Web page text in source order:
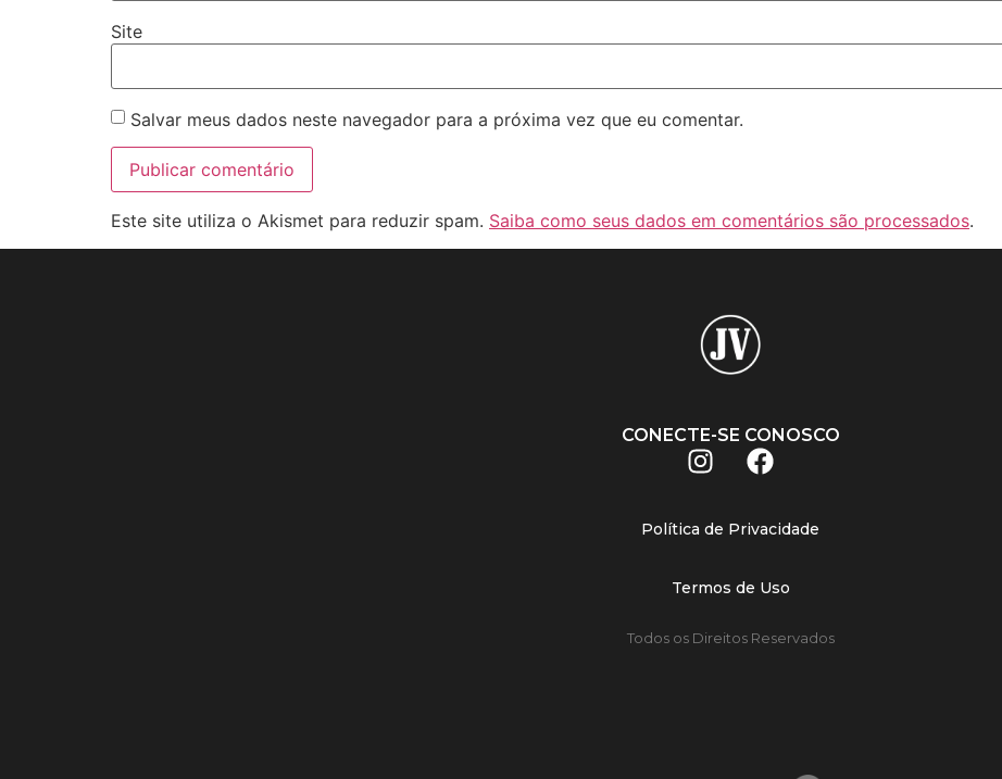
Site
Salvar meus dados neste navegador para a próxima vez que eu comentar.
Este site utiliza o Akismet para reduzir spam. Saiba como seus dados em comentários são processados.
CONECTE-SE CONOSCO
Política de Privacidade
Termos de Uso
Todos os Direitos Reservados